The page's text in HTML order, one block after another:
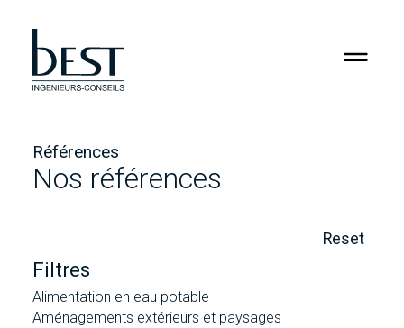
RSE
Contact
Références
Nos références
Reset
Filtres
Alimentation en eau potable
Aménagements extérieurs et paysages